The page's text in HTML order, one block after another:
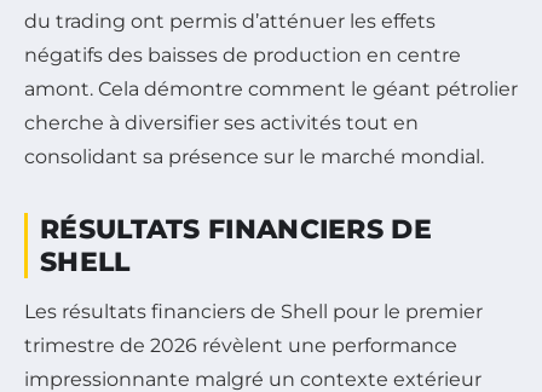
du trading ont permis d’atténuer les effets
négatifs des baisses de production en centre
amont. Cela démontre comment le géant pétrolier
cherche à diversifier ses activités tout en
consolidant sa présence sur le marché mondial.
RÉSULTATS FINANCIERS DE
SHELL
Les résultats financiers de Shell pour le premier
trimestre de 2026 révèlent une performance
impressionnante malgré un contexte extérieur